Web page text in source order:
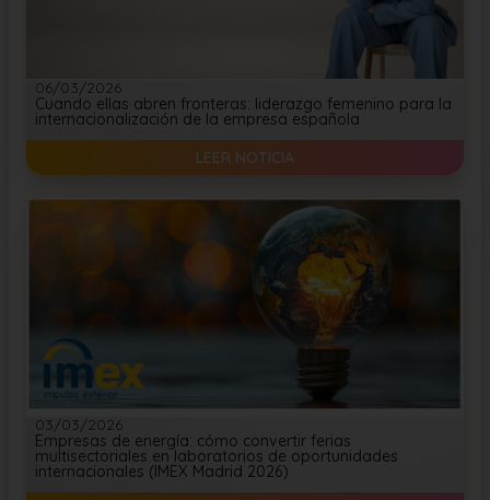
06/03/2026
Cuando ellas abren fronteras: liderazgo femenino para la
internacionalización de la empresa española
LEER NOTICIA
03/03/2026
Empresas de energía: cómo convertir ferias
multisectoriales en laboratorios de oportunidades
internacionales (IMEX Madrid 2026)